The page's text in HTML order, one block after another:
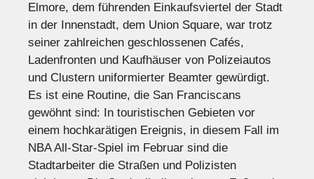
Elmore, dem führenden Einkaufsviertel der Stadt
in der Innenstadt, dem Union Square, war trotz
seiner zahlreichen geschlossenen Cafés,
Ladenfronten und Kaufhäuser von Polizeiautos
und Clustern uniformierter Beamter gewürdigt.
Es ist eine Routine, die San Franciscans
gewöhnt sind: In touristischen Gebieten vor
einem hochkarätigen Ereignis, in diesem Fall im
NBA All-Star-Spiel im Februar sind die
Stadtarbeiter die Straßen und Polizisten